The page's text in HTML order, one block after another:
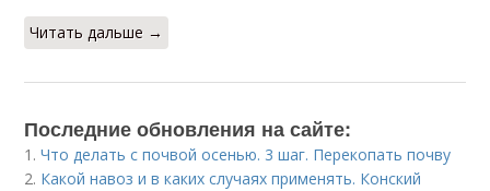
Читать дальше →
Последние обновления на сайте:
1.Что делать с почвой осенью. 3 шаг. Перекопать почву
2. Какой навоз и в каких случаях применять. Конский